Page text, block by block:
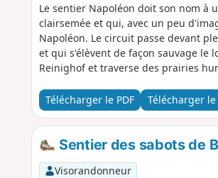
Le sentier Napoléon doit son nom à
clairsemée et qui, avec un peu
Napoléon. Le circuit passe devant
et qui s'élèvent de façon sauvage le
Reinighof et traverse des prairies
Télécharger le PDF Télécharger le
Sentier des sabots de
Visorandonneur